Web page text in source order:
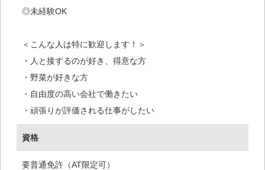
◎未経験OK
＜こんな人は特に歓迎します！＞
・人と接するのが好き、得意な方
・野菜が好きな方
・自由度の高い会社で働きたい
・頑張りが評価される仕事がしたい
資格
要普通免許（AT限定可）